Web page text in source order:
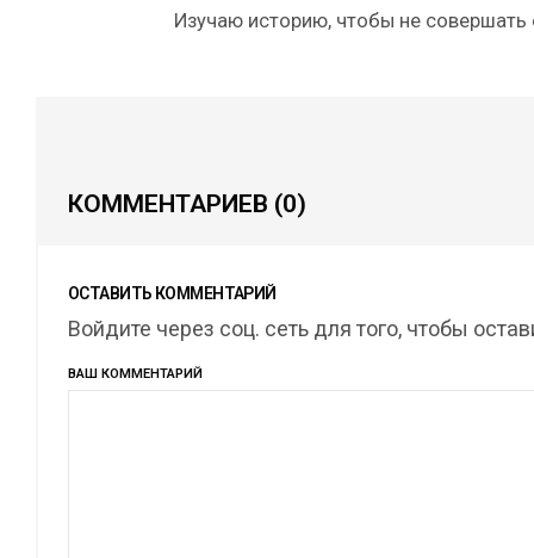
Изучаю историю, чтобы не
КОММЕНТАРИЕВ (0)
ОСТАВИТЬ КОММЕНТАРИЙ
Войдите через соц. сеть для того, чтобы
ВАШ КОММЕНТАРИЙ